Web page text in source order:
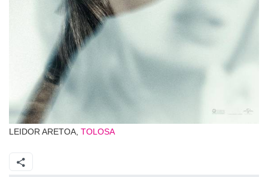
LEIDOR ARETOA, TOLOSA